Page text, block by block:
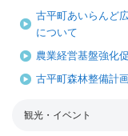
古平町あいらんど
について
農業経営基盤強化
古平町森林整備計
観光・イベント